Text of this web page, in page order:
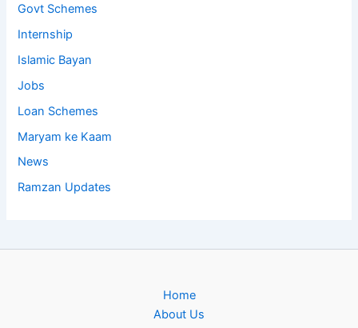
Govt Schemes
Internship
Islamic Bayan
Jobs
Loan Schemes
Maryam ke Kaam
News
Ramzan Updates
Home
About Us